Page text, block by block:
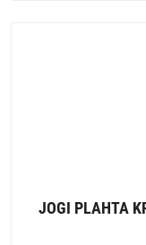
JOGI PLAHTA